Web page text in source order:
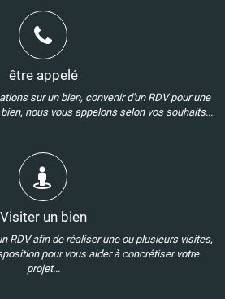
être appelé
sur un bien, convenir d'un RDV pour une
nous vous appelons selon vos souhaits...
Visiter un bien
RDV afin de réaliser une ou plusieurs visites,
pour vous aider à concrétiser votre
projet...